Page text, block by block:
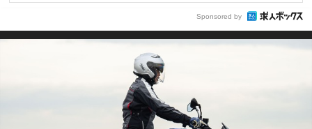
Sponsored by